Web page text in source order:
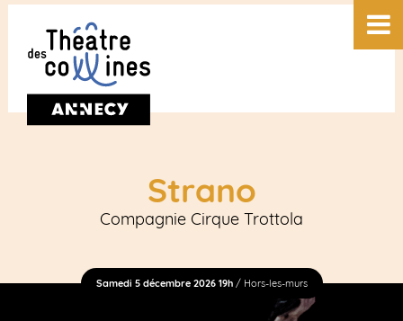
Strano
Compagnie Cirque Trottola
Samedi 5 décembre 2026 19h/ Hors-les-murs